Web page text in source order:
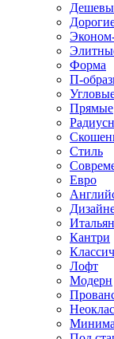
Форма
П-
Прямые
Стиль
Евро
Кантри
Лофт
Модерн